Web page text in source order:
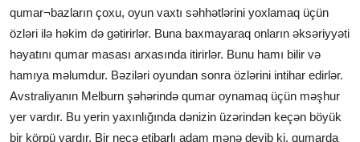
qumar¬bazların çoxu, oyun vaxtı səhhətlərini yoxlamaq üçün
özləri ilə həkim də gətirirlər. Buna baxmayaraq onların əksəriyyəti
həyatını qumar masası arxasında itirirlər. Bunu hamı bilir və
hamıya məlumdur. Bəziləri oyundan sonra özlərini intihar edirlər.
Avstraliyanın Melburn şəhərində qumar oynamaq üçün məşhur
yer vardır. Bu yerin yaxınlığında dənizin üzərindən keçən böyük
bir körpü vardır. Bir neçə etibarlı adam mənə deyib ki, qumarda